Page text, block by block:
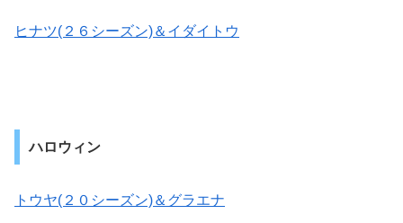
ヒナツ(２６シーズン)＆イダイトウ
ハロウィン
トウヤ(２０シーズン)＆グラエナ